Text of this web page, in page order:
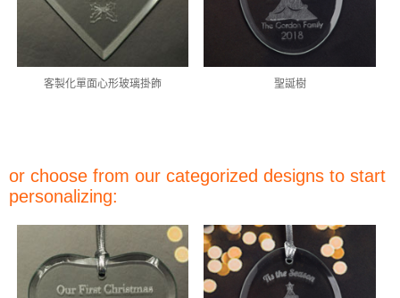
客製化單面心形玻璃掛飾 聖誕樹
or choose from our categorized designs to start
personalizing: